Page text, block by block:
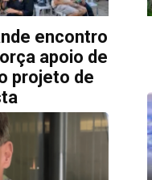
encontro
apoio de
projeto de